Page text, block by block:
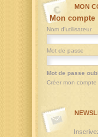
MON
Mon compte
Nom d'utilisateur
Mot de passe
Mot de passe
Créer mon compte